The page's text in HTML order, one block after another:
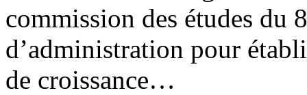
commission des études du
d’administration pour
de croissance…